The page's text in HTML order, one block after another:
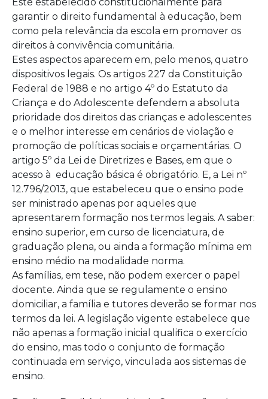
Este estabelecido constitucionalmente para
garantir o direito fundamental à educação, bem
como pela relevância da escola em promover os
direitos à convivência comunitária.
Estes aspectos aparecem em, pelo menos, quatro
dispositivos legais. Os artigos 227 da Constituição
Federal de 1988 e no artigo 4º do Estatuto da
Criança e do Adolescente defendem a absoluta
prioridade dos direitos das crianças e adolescentes
e o melhor interesse em cenários de violação e
promoção de políticas sociais e orçamentárias. O
artigo 5º da Lei de Diretrizes e Bases, em que o
acesso à educação básica é obrigatório. E, a Lei nº
12.796/2013, que estabeleceu que o ensino pode
ser ministrado apenas por aqueles que
apresentarem formação nos termos legais. A saber:
ensino superior, em curso de licenciatura, de
graduação plena, ou ainda a formação mínima em
ensino médio na modalidade norma.
As famílias, em tese, não podem exercer o papel
docente. Ainda que se regulamente o ensino
domiciliar, a família e tutores deverão se formar nos
termos da lei. A legislação vigente estabelece que
não apenas a formação inicial qualifica o exercício
do ensino, mas todo o conjunto de formação
continuada em serviço, vinculada aos sistemas de
ensino.